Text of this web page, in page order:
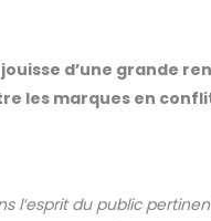
d’une grande
les marques en
l’esprit du public